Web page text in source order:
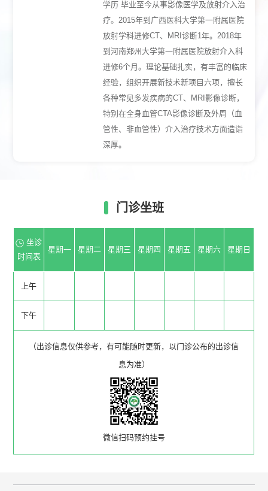
学历 毕业至今从事影像医学及放射介入治
疗。2015年到广西医科大学第一附属医院
放射学科进修CT、MRI诊断1年。2018年
到河南郑州大学第一附属医院放射介入科
进修6个月。理论基础扎实，有丰富的临床
经验，组织开展新技术新项目六项，擅长
各种常见多发疾病的CT、MRI影像诊断，
特别在全身血管CTA影像诊断及外周（血
管性、非血管性）介入治疗技术方面造诣
深厚。
门诊坐班
坐诊
时间表
星期一 星期二 星期三 星期四 星期五 星期六 星期日
上午
下午
（出诊信息仅供参考，有可能随时更新，以门诊公布的出诊信
息为准）
微信扫码预约挂号